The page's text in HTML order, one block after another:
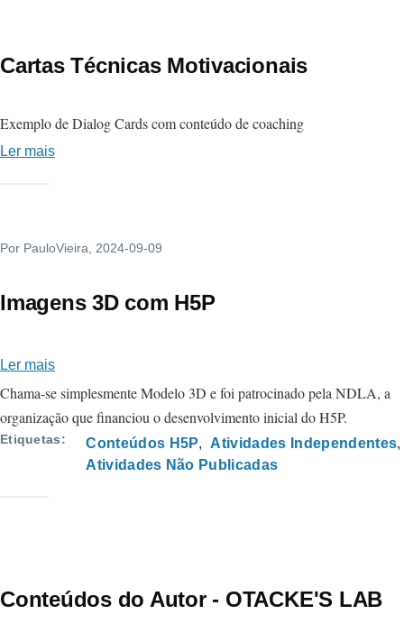
Cartas Técnicas Motivacionais
Exemplo de Dialog Cards com conteúdo de coaching
Ler mais
Por PauloVieira, 2024-09-09
Imagens 3D com H5P
Ler mais
Imagens
3D
com
Chama-se simplesmente Modelo 3D e foi patrocinado pela NDLA, a
organização que financiou o desenvolvimento inicial do H5P.
Etiquetas Conteúdos H5P
Atividades Independentes
Atividades Não Publicadas
Conteúdos do Autor - OTACKE'S LAB